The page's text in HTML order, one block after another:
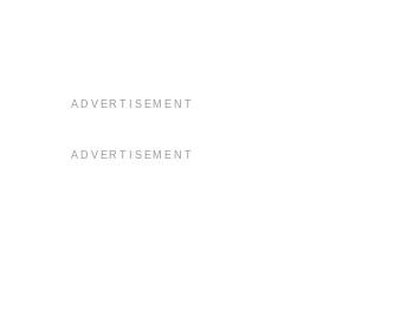
ADVERTISEMENT
ADVERTISEMENT